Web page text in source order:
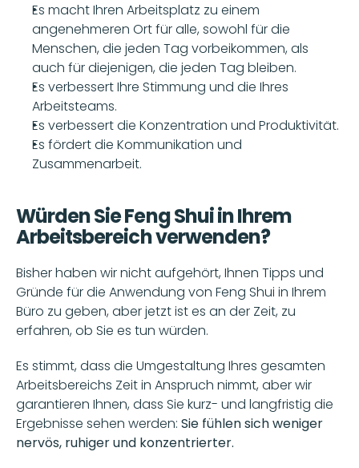
Es macht Ihren Arbeitsplatz zu einem
angenehmeren Ort für alle, sowohl für die
Menschen, die jeden Tag vorbeikommen, als
auch für diejenigen, die jeden Tag bleiben.
Es verbessert Ihre Stimmung und die Ihres
Arbeitsteams.
Es verbessert die Konzentration und Produktivität.
Es fördert die Kommunikation und
Zusammenarbeit.
Würden Sie Feng Shui in Ihrem
Arbeitsbereich verwenden?
Bisher haben wir nicht aufgehört, Ihnen Tipps und
Gründe für die Anwendung von Feng Shui in Ihrem
Büro zu geben, aber jetzt ist es an der Zeit, zu
erfahren, ob Sie es tun würden.
Es stimmt, dass die Umgestaltung Ihres gesamten
Arbeitsbereichs Zeit in Anspruch nimmt, aber wir
garantieren Ihnen, dass Sie kurz- und langfristig die
Ergebnisse sehen werden: Sie fühlen sich weniger
nervös, ruhiger und konzentrierter.